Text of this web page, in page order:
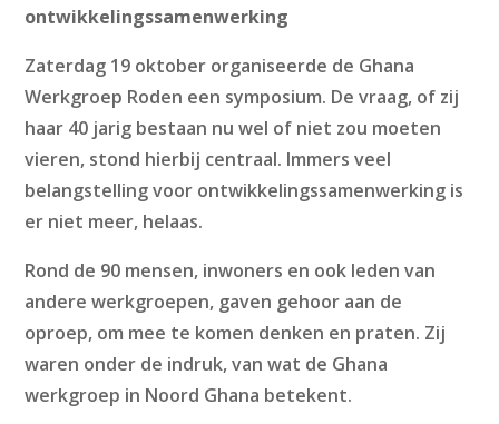
ontwikkelingssamenwerking
Zaterdag 19 oktober organiseerde de Ghana
Werkgroep Roden een symposium. De vraag, of zij
haar 40 jarig bestaan nu wel of niet zou moeten
vieren, stond hierbij centraal. Immers veel
belangstelling voor ontwikkelingssamenwerking is
er niet meer, helaas.
Rond de 90 mensen, inwoners en ook leden van
andere werkgroepen, gaven gehoor aan de
oproep, om mee te komen denken en praten. Zij
waren onder de indruk, van wat de Ghana
werkgroep in Noord Ghana betekent.